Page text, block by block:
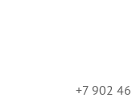
+7 902